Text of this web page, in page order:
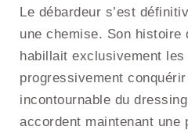
Le débardeur s’est
une chemise. Son histoire
habillait exclusivement les
progressivement
incontournable du
accordent maintenant